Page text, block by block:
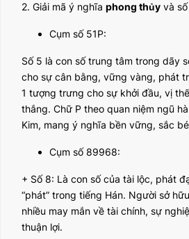
2. Giải mã ý nghĩa phong thủy và
Cụm số 51P:
Số 5 là con số trung tâm trong dãy
cho sự cân bằng, vững vàng, phát
1 tượng trưng cho sự khởi đầu, vị
thắng. Chữ P theo quan niệm ngũ
Kim, mang ý nghĩa bền vững, sắc
Cụm số 89968:
+ Số 8: Là con số của tài lộc, phát
“phát” trong tiếng Hán. Người sở
nhiều may mắn về tài chính, sự
thuận lợi.